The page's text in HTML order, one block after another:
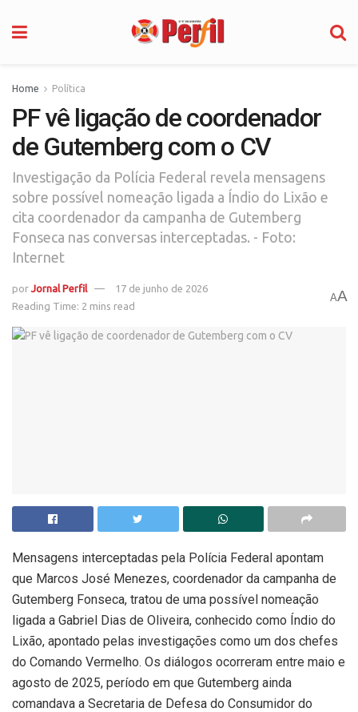
Home Política
PF vê ligação de coordenador
de Gutemberg com o CV
Investigação da Polícia Federal revela mensagens
sobre possível nomeação ligada a Índio do Lixão e
cita coordenador da campanha de Gutemberg
Fonseca nas conversas interceptadas. - Foto:
Internet
por Jornal Perfil
17 de junho de 2026
Reading Time: 2 mins read
AA
Mensagens interceptadas pela Polícia Federal apontam
que Marcos José Menezes, coordenador da campanha de
Gutemberg Fonseca, tratou de uma possível nomeação
ligada a Gabriel Dias de Oliveira, conhecido como Índio do
Lixão, apontado pelas investigações como um dos chefes
do Comando Vermelho. Os diálogos ocorreram entre maio e
agosto de 2025, período em que Gutemberg ainda
comandava a Secretaria de Defesa do Consumidor do